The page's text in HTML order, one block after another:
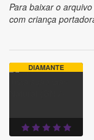
Para baixar o
com criança
DIAMANTE